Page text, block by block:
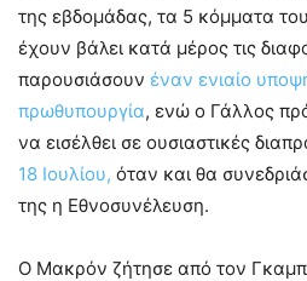
της εβδομάδας, τα 5 κόμματα
έχουν βάλει κατά μέρος τις
παρουσιάσουν έναν ενιαίο
πρωθυπουργία, ενώ ο Γάλλος
να εισέλθει σε ουσιαστικές
18 Ιουλίου, όταν και θα
της η Εθνοσυνέλευση.
Ο Μακρόν ζήτησε από τον